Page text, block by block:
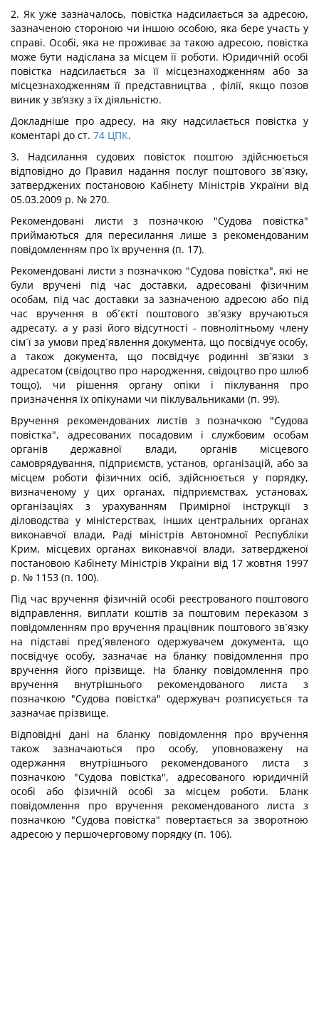
2. Як уже зазначалось, повістка надсилається за адресою,
зазначеною стороною чи іншою особою, яка бере участь у
справі. Особі, яка не проживає за такою адресою, повістка
може бути надіслана за місцем її роботи. Юридичній особі
повістка надсилається за її місцезнаходженням або за
місцезнаходженням її представництва , філії, якщо позов
виник у зв’язку з їх діяльністю.
Докладніше про адресу, на яку надсилається повістка у
коментарі до ст. 74 ЦПК.
3. Надсилання судових повісток поштою здійснюється
відповідно до Правил надання послуг поштового зв´язку,
затверджених постановою Кабінету Міністрів України від
05.03.2009 р. № 270.
Рекомендовані листи з позначкою "Судова повістка"
приймаються для пересилання лише з рекомендованим
повідомленням про їх вручення (п. 17).
Рекомендовані листи з позначкою "Судова повістка", які не
були вручені під час доставки, адресовані фізичним
особам, під час доставки за зазначеною адресою або під
час вручення в об´єкті поштового зв´язку вручаються
адресату, а у разі його відсутності - повнолітньому члену
сім´ї за умови пред´явлення документа, що посвідчує особу,
а також документа, що посвідчує родинні зв´язки з
адресатом (свідоцтво про народження, свідоцтво про шлюб
тощо), чи рішення органу опіки і піклування про
призначення їх опікунами чи піклувальниками (п. 99).
Вручення рекомендованих листів з позначкою "Судова
повістка", адресованих посадовим і службовим особам
органів державної влади, органів місцевого
самоврядування, підприємств, установ, організацій, або за
місцем роботи фізичних осіб, здійснюється у порядку,
визначеному у цих органах, підприємствах, установах,
організаціях з урахуванням Примірної інструкції з
діловодства у міністерствах, інших центральних органах
виконавчої влади, Раді міністрів Автономної Республіки
Крим, місцевих органах виконавчої влади, затвердженої
постановою Кабінету Міністрів України від 17 жовтня 1997
р. № 1153 (п. 100).
Під час вручення фізичній особі реєстрованого поштового
відправлення, виплати коштів за поштовим переказом з
повідомленням про вручення працівник поштового зв´язку
на підставі пред´явленого одержувачем документа, що
посвідчує особу, зазначає на бланку повідомлення про
вручення його прізвище. На бланку повідомлення про
вручення внутрішнього рекомендованого листа з
позначкою "Судова повістка" одержувач розписується та
зазначає прізвище.
Відповідні дані на бланку повідомлення про вручення
також зазначаються про особу, уповноважену на
одержання внутрішнього рекомендованого листа з
позначкою "Судова повістка", адресованого юридичній
особі або фізичній особі за місцем роботи. Бланк
повідомлення про вручення рекомендованого листа з
позначкою "Судова повістка" повертається за зворотною
адресою у першочерговому порядку (п. 106).